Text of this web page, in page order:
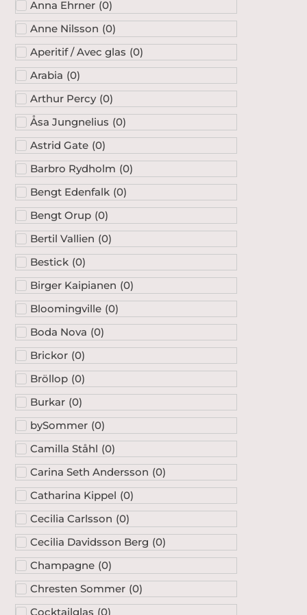
Anna Ehrner (0)
Anne Nilsson (0)
Aperitif / Avec glas (0)
Arabia (0)
Arthur Percy (0)
Åsa Jungnelius (0)
Astrid Gate (0)
Barbro Rydholm (0)
Bengt Edenfalk (0)
Bengt Orup (0)
Bertil Vallien (0)
Bestick (0)
Birger Kaipianen (0)
Bloomingville (0)
Boda Nova (0)
Brickor (0)
Bröllop (0)
Burkar (0)
bySommer (0)
Camilla Ståhl (0)
Carina Seth Andersson (0)
Catharina Kippel (0)
Cecilia Carlsson (0)
Cecilia Davidsson Berg (0)
Champagne (0)
Chresten Sommer (0)
Cocktailglas (0)